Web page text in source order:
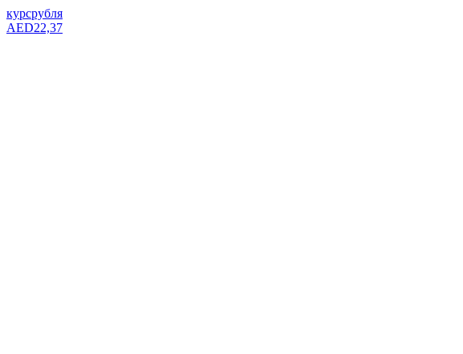
курсрубля
AED22,37